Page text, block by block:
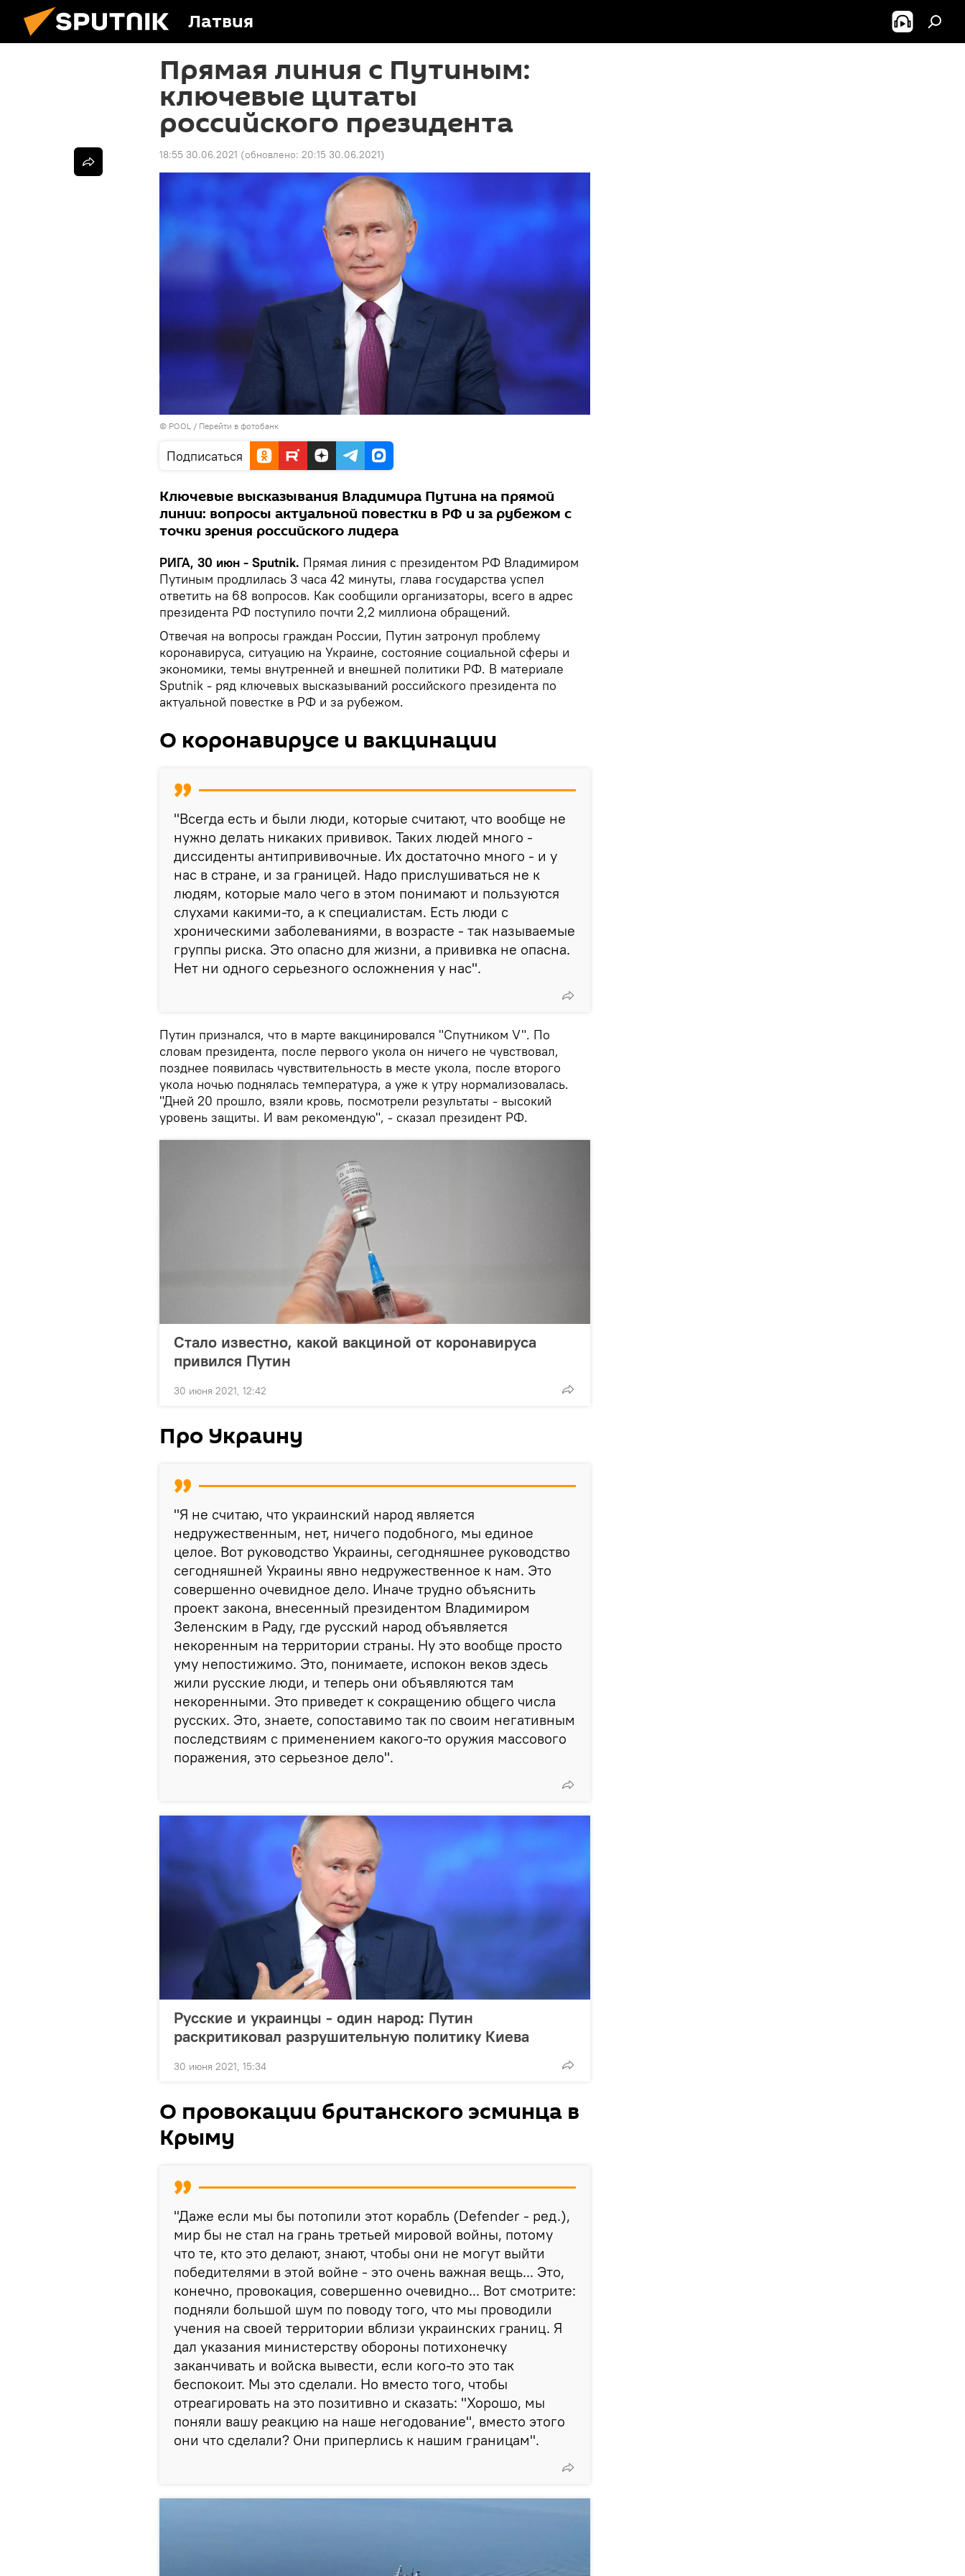
Латвия
Прямая линия с Путиным:
ключевые цитаты
российского президента
18:55 30.06.2021 (обновлено: 20:15 30.06.2021)
© POOL / Перейти в фотобанк
Подписаться
Ключевые высказывания Владимира Путина на прямой
линии: вопросы актуальной повестки в РФ и за рубежом с
точки зрения российского лидера
РИГА, 30 июн - Sputnik. Прямая линия с президентом РФ Владимиром
Путиным продлилась 3 часа 42 минуты, глава государства успел
ответить на 68 вопросов. Как сообщили организаторы, всего в адрес
президента РФ поступило почти 2,2 миллиона обращений.
Отвечая на вопросы граждан России, Путин затронул проблему
коронавируса, ситуацию на Украине, состояние социальной сферы и
экономики, темы внутренней и внешней политики РФ. В материале
Sputnik - ряд ключевых высказываний российского президента по
актуальной повестке в РФ и за рубежом.
О коронавирусе и вакцинации
"Всегда есть и были люди, которые считают, что вообще не
нужно делать никаких прививок. Таких людей много -
диссиденты антипрививочные. Их достаточно много - и у
нас в стране, и за границей. Надо прислушиваться не к
людям, которые мало чего в этом понимают и пользуются
слухами какими-то, а к специалистам. Есть люди с
хроническими заболеваниями, в возрасте - так называемые
группы риска. Это опасно для жизни, а прививка не опасна.
Нет ни одного серьезного осложнения у нас".
Путин признался, что в марте вакцинировался "Спутником V". По
словам президента, после первого укола он ничего не чувствовал,
позднее появилась чувствительность в месте укола, после второго
укола ночью поднялась температура, а уже к утру нормализовалась.
"Дней 20 прошло, взяли кровь, посмотрели результаты - высокий
уровень защиты. И вам рекомендую", - сказал президент РФ.
Стало известно, какой вакциной от коронавируса
привился Путин
30 июня 2021, 12:42
Про Украину
"Я не считаю, что украинский народ является
недружественным, нет, ничего подобного, мы единое
целое. Вот руководство Украины, сегодняшнее руководство
сегодняшней Украины явно недружественное к нам. Это
совершенно очевидное дело. Иначе трудно объяснить
проект закона, внесенный президентом Владимиром
Зеленским в Раду, где русский народ объявляется
некоренным на территории страны. Ну это вообще просто
уму непостижимо. Это, понимаете, испокон веков здесь
жили русские люди, и теперь они объявляются там
некоренными. Это приведет к сокращению общего числа
русских. Это, знаете, сопоставимо так по своим негативным
последствиям с применением какого-то оружия массового
поражения, это серьезное дело".
Русские и украинцы - один народ: Путин
раскритиковал разрушительную политику Киева
30 июня 2021, 15:34
О провокации британского эсминца в
Крыму
"Даже если мы бы потопили этот корабль (Defender - ред.),
мир бы не стал на грань третьей мировой войны, потому
что те, кто это делают, знают, чтобы они не могут выйти
победителями в этой войне - это очень важная вещь... Это,
конечно, провокация, совершенно очевидно... Вот смотрите:
подняли большой шум по поводу того, что мы проводили
учения на своей территории вблизи украинских границ. Я
дал указания министерству обороны потихонечку
заканчивать и войска вывести, если кого-то это так
беспокоит. Мы это сделали. Но вместо того, чтобы
отреагировать на это позитивно и сказать: "Хорошо, мы
поняли вашу реакцию на наше негодование", вместо этого
они что сделали? Они приперлись к нашим границам".